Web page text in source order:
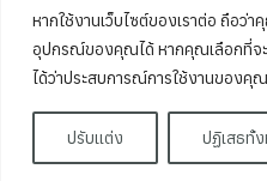
หากใช้งานเว็บไซต์ของเราต่อ ถือว่
อุปกรณ์ของคุณได้ หากคุณเลือกที่จะ
ได้ว่าประสบการณ์การใช้งานของคุ
ปรับแต่ง ปฏิเสธทั้